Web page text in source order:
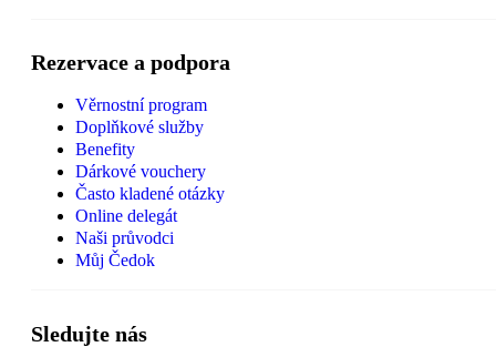
Rezervace a podpora
Věrnostní program
Doplňkové služby
Benefity
Dárkové vouchery
Často kladené otázky
Online delegát
Naši průvodci
Můj Čedok
Sledujte nás